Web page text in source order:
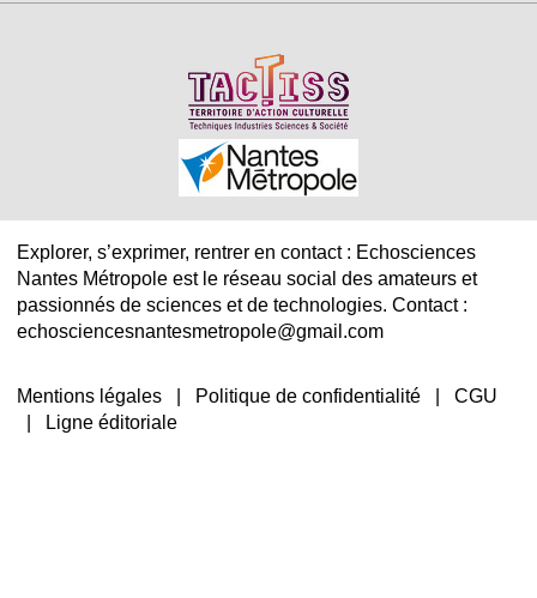
Explorer, s’exprimer, rentrer en contact : Echosciences
Nantes Métropole est le réseau social des amateurs et
passionnés de sciences et de technologies. Contact :
echosciencesnantesmetropole@gmail.com
Mentions légales Politique de confidentialité |CGU
Ligne éditoriale